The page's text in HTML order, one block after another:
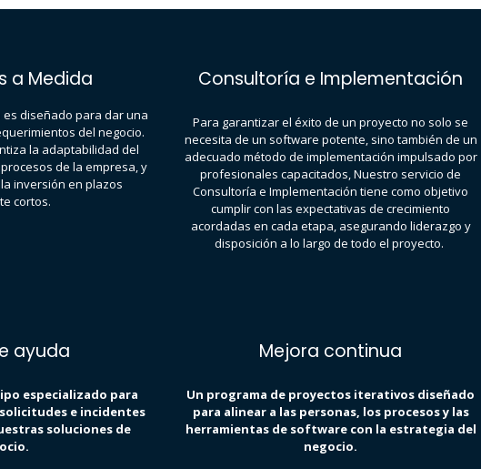
a Medida
diseñado para dar una
del negocio.
la adaptabilidad del
de la empresa, y
inversión en plazos
cortos.
Consultoría e Implementación
Para garantizar el éxito de un proyecto no solo se
necesita de un software potente, sino también de un
adecuado método de implementación impulsado por
profesionales capacitados, Nuestro servicio de
Consultoría e Implementación tiene como objetivo
cumplir con las expectativas de crecimiento
acordadas en cada etapa, asegurando liderazgo y
disposición a lo largo de todo el proyecto.
ayuda
especializado para
e incidentes
soluciones de
Mejora continua
Un programa de proyectos iterativos diseñado
para alinear a las personas, los procesos y las
herramientas de software con la estrategia del
negocio.